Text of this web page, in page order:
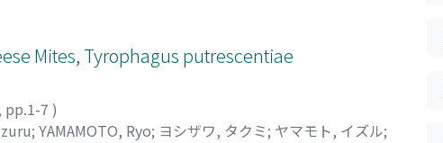
Mites, Tyrophagus putrescentiae
pp.1-7 )
; YAMAMOTO, Ryo; ヨシザワ, タクミ; ヤマモト, イズル;